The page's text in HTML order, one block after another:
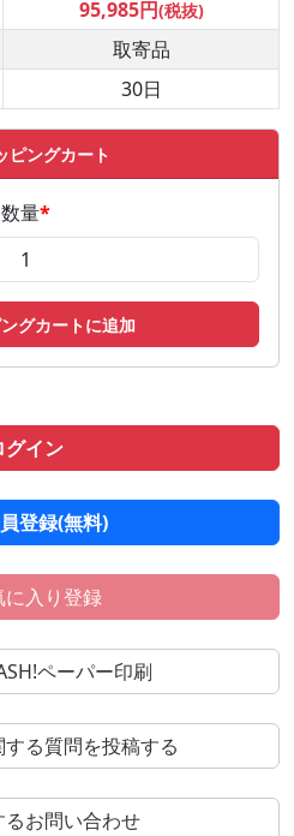
95,985円(税抜)
取寄品
30日
ピングカート
数量*
グカートに追加
グイン
登録(無料)
に入り登録
ペーパー印刷
る質問を投稿する
お問い合わせ